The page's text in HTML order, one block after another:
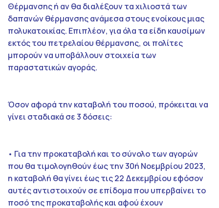
Θέρμανσης ή αν θα διαλέξουν τα χιλιοστά των
δαπανών θέρμανσης ανάμεσα στους ενοίκους μιας
πολυκατοικίας. Επιπλέον, για όλα τα είδη καυσίμων
εκτός του πετρελαίου θέρμανσης, οι πολίτες
μπορούν να υποβάλλουν στοιχεία των
παραστατικών αγοράς.
Όσον αφορά την καταβολή του ποσού, πρόκειται να
γίνει σταδιακά σε 3 δόσεις:
• Για την προκαταβολή και το σύνολο των αγορών
που θα τιμολογηθούν έως την 30ή Νοεμβρίου 2023,
η καταβολή θα γίνει έως τις 22 Δεκεμβρίου εφόσον
αυτές αντιστοιχούν σε επίδομα που υπερβαίνει το
ποσό της προκαταβολής και αφού έχουν